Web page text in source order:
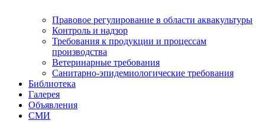
Правовое регулирование в области аквакультуры
Контроль и надзор
Требования к продукции и процессам
производства
Ветеринарные требования
Санитарно-эпидемиологические требования
Библиотека
Галерея
Объявления
СМИ